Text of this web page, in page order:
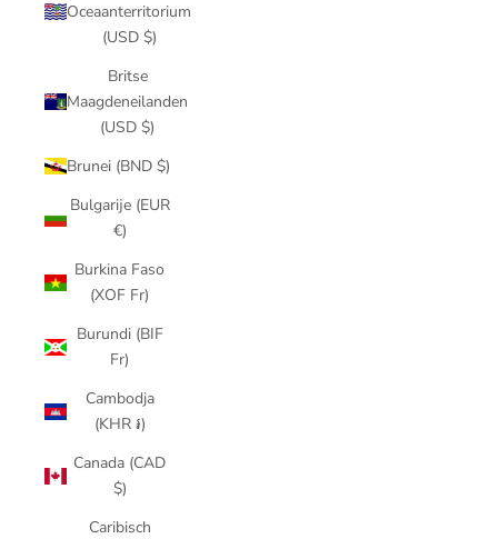
Oceaanterritorium
(USD $)
Britse
Maagdeneilanden
(USD $)
Brunei (BND $)
Bulgarije (EUR
€)
Burkina Faso
(XOF Fr)
Burundi (BIF
Fr)
Cambodja
(KHR ៛)
Canada (CAD
$)
Caribisch